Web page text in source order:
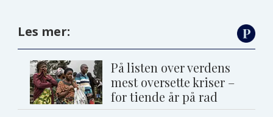
Les mer:
På listen over verdens
mest oversette kriser –
for tiende år på rad